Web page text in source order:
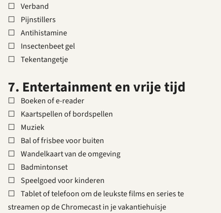
☐ Verband
☐ Pijnstillers
☐ Antihistamine
☐ Insectenbeet gel
☐ Tekentangetje
7. Entertainment en vrije tijd
☐ Boeken of e-reader
☐ Kaartspellen of bordspellen
☐ Muziek
☐ Bal of frisbee voor buiten
☐ Wandelkaart van de omgeving
☐ Badmintonset
☐ Speelgoed voor kinderen
☐ Tablet of telefoon om de leukste films en series te
streamen op de Chromecast in je vakantiehuisje